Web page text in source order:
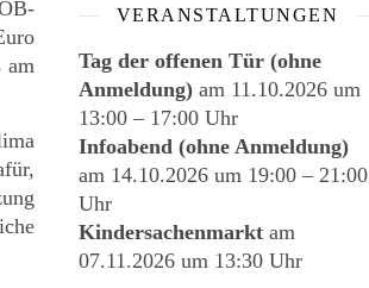
am
VERANSTALTUNGEN
Tag der offenen Tür (ohne
Anmeldung) am 11.10.2026 um
13:00 – 17:00 Uhr
Infoabend (ohne Anmeldung)
am 14.10.2026 um 19:00 – 21:00
Uhr
Kindersachenmarkt am
07.11.2026 um 13:30 Uhr